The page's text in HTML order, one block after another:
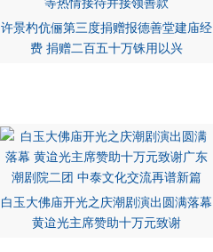
许景杓伉俪第三度捐赠报德善堂建庙经
费 捐赠二百五十万铢用以兴
白玉大佛庙开光之庆潮剧演出圆满落幕
黄迨光主席赞助十万元致谢